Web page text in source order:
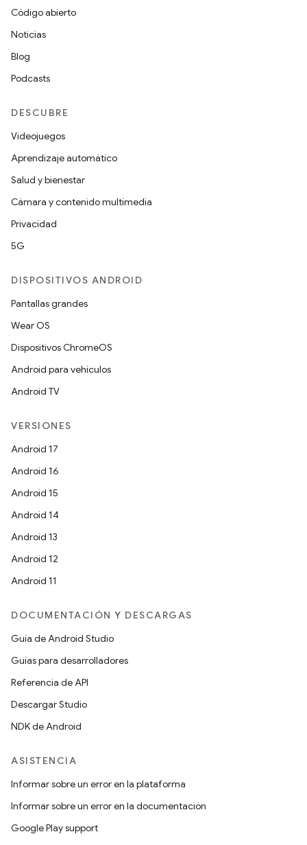
Código abierto
Noticias
Blog
Podcasts
DESCUBRE
Videojuegos
Aprendizaje automático
Salud y bienestar
Cámara y contenido multimedia
Privacidad
5G
DISPOSITIVOS ANDROID
Pantallas grandes
Wear OS
Dispositivos ChromeOS
Android para vehículos
Android TV
VERSIONES
Android 17
Android 16
Android 15
Android 14
Android 13
Android 12
Android 11
DOCUMENTACIÓN Y DESCARGAS
Guía de Android Studio
Guías para desarrolladores
Referencia de API
Descargar Studio
NDK de Android
ASISTENCIA
Informar sobre un error en la plataforma
Informar sobre un error en la documentación
Google Play support